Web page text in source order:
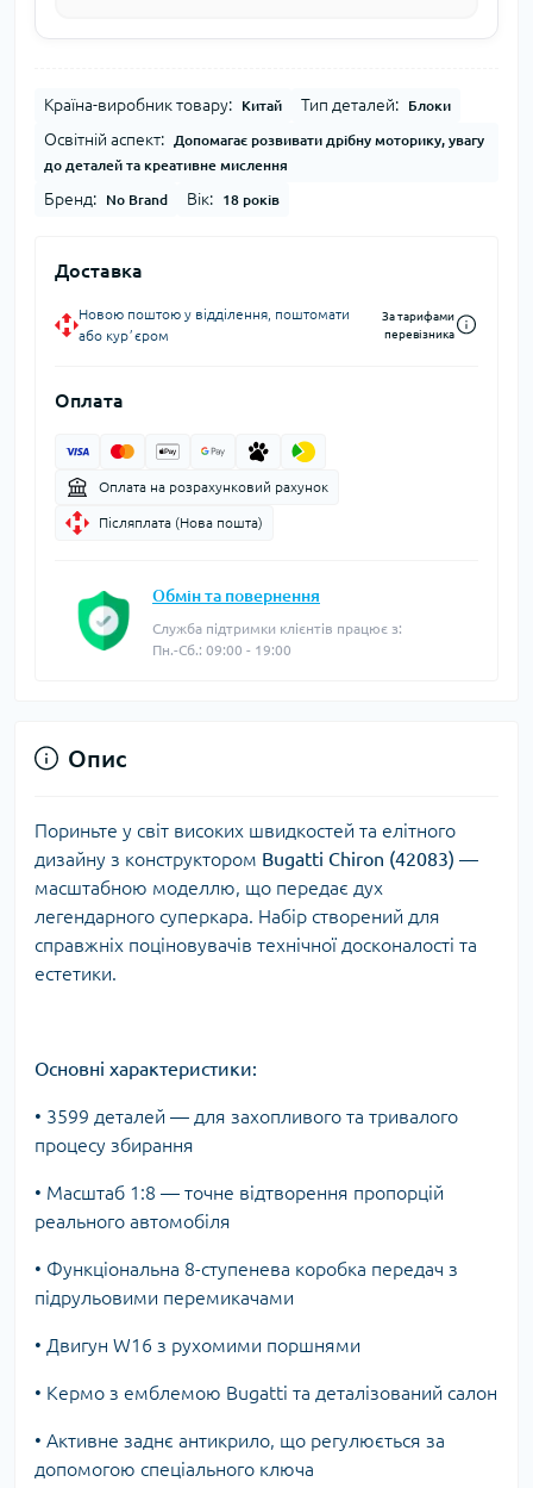
Країна-виробник товару: Китай Тип деталей: Блоки
Освітній аспект:
Допомагає розвивати дрібну моторику, увагу
до деталей та креативне мислення
Бренд: No Brand Вік: 18 років
Доставка
Новою поштою у відділення, поштомати
або курʼєром
За тарифами
перевізника
Оплата
Оплата на розрахунковий рахунок
Післяплата (Нова пошта)
Обмін та повернення
Служба підтримки клієнтів працює з:
Пн.-Сб.: 09:00 - 19:00
Опис
Пориньте у світ високих швидкостей та елітного
дизайну з конструктором Bugatti Chiron (42083) —
масштабною моделлю, що передає дух
легендарного суперкара. Набір створений для
справжніх поціновувачів технічної досконалості та
естетики.
Основні характеристики:
• 3599 деталей — для захопливого та тривалого
процесу збирання
• Масштаб 1:8 — точне відтворення пропорцій
реального автомобіля
• Функціональна 8-ступенева коробка передач з
підрульовими перемикачами
• Двигун W16 з рухомими поршнями
• Кермо з емблемою Bugatti та деталізований салон
• Активне заднє антикрило, що регулюється за
допомогою спеціального ключа